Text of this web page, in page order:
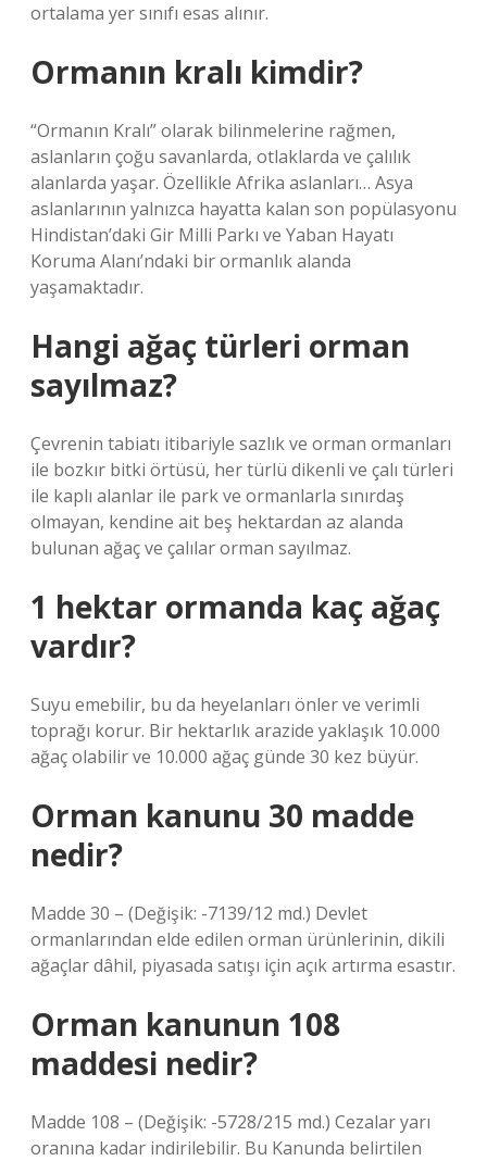
ortalama yer sınıfı esas alınır.
Ormanın kralı kimdir?
“Ormanın Kralı” olarak bilinmelerine rağmen,
aslanların çoğu savanlarda, otlaklarda ve çalılık
alanlarda yaşar. Özellikle Afrika aslanları… Asya
aslanlarının yalnızca hayatta kalan son popülasyonu
Hindistan’daki Gir Milli Parkı ve Yaban Hayatı
Koruma Alanı’ndaki bir ormanlık alanda
yaşamaktadır.
Hangi ağaç türleri orman
sayılmaz?
Çevrenin tabiatı itibariyle sazlık ve orman ormanları
ile bozkır bitki örtüsü, her türlü dikenli ve çalı türleri
ile kaplı alanlar ile park ve ormanlarla sınırdaş
olmayan, kendine ait beş hektardan az alanda
bulunan ağaç ve çalılar orman sayılmaz.
1 hektar ormanda kaç ağaç
vardır?
Suyu emebilir, bu da heyelanları önler ve verimli
toprağı korur. Bir hektarlık arazide yaklaşık 10.000
ağaç olabilir ve 10.000 ağaç günde 30 kez büyür.
Orman kanunu 30 madde
nedir?
Madde 30 – (Değişik: -7139/12 md.) Devlet
ormanlarından elde edilen orman ürünlerinin, dikili
ağaçlar dâhil, piyasada satışı için açık artırma esastır.
Orman kanunun 108
maddesi nedir?
Madde 108 – (Değişik: -5728/215 md.) Cezalar yarı
oranına kadar indirilebilir. Bu Kanunda belirtilen